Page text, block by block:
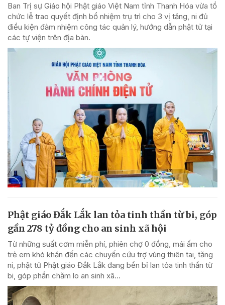
Ban Trị sự Giáo hội Phật giáo Việt Nam tỉnh Thanh Hóa vừa tổ
chức lễ trao quyết định bổ nhiệm trụ trì cho 3 vị tăng, ni đủ
điều kiện đảm nhiệm công tác quản lý, hướng dẫn phật tử tại
các tự viện trên địa bàn.
Phật giáo Đắk Lắk lan tỏa tinh thần từ bi, góp
gần 278 tỷ đồng cho an sinh xã hội
Từ những suất cơm miễn phí, phiên chợ 0 đồng, mái ấm cho
trẻ em khó khăn đến các chuyến cứu trợ vùng thiên tai, tăng
ni, phật tử Phật giáo Đắk Lắk đang bền bỉ lan tỏa tinh thần từ
bi, góp phần chăm lo an sinh xã...